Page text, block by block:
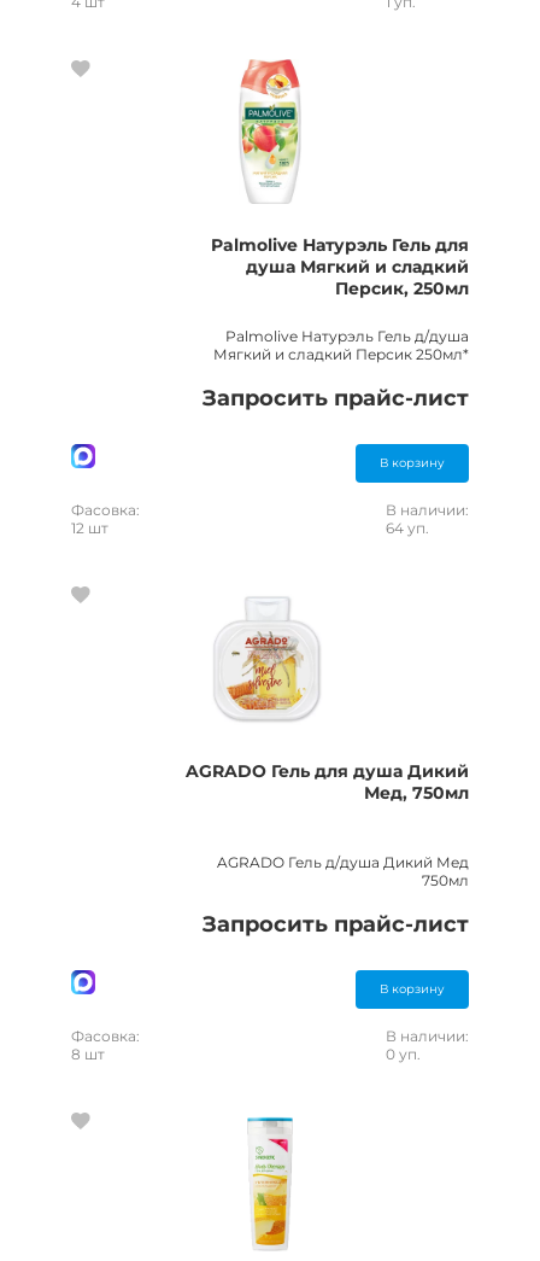
Palmolive Натурэль Гель для
душа Мягкий и сладкий
Персик, 250мл
Palmolive Натурэль Гель д/душа
Мягкий и сладкий Персик 250мл*
Запросить прайс-лист
В корзину
Фасовка:
12 шт
В наличии:
64 уп.
AGRADO Гель для душа Дикий
Мед, 750мл
AGRADO Гель д/душа Дикий Мед
750мл
Запросить прайс-лист
В корзину
Фасовка:
8 шт
В наличии:
0 уп.